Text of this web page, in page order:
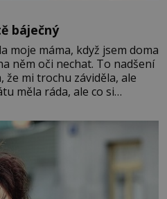
báječný
moje máma, když jsem doma
něm oči nechat. To nadšení
mi trochu záviděla, ale
měla ráda, ale co si
byla jiná doba, když